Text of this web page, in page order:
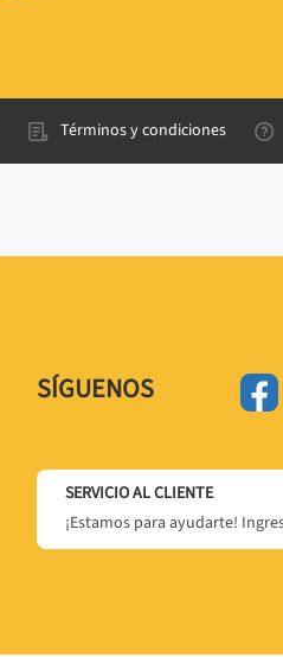
Términos y condiciones
SÍGUENOS
SERVICIO AL CLIENTE
¡Estamos para ayudarte!